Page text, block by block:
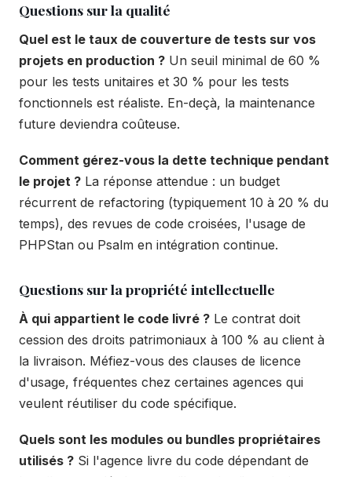
Questions sur la qualité
Quel est le taux de couverture de tests sur vos
projets en production ? Un seuil minimal de 60 %
pour les tests unitaires et 30 % pour les tests
fonctionnels est réaliste. En-deçà, la maintenance
future deviendra coûteuse.
Comment gérez-vous la dette technique pendant
le projet ? La réponse attendue : un budget
récurrent de refactoring (typiquement 10 à 20 % du
temps), des revues de code croisées, l'usage de
PHPStan ou Psalm en intégration continue.
Questions sur la propriété intellectuelle
À qui appartient le code livré ? Le contrat doit
cession des droits patrimoniaux à 100 % au client à
la livraison. Méfiez-vous des clauses de licence
d'usage, fréquentes chez certaines agences qui
veulent réutiliser du code spécifique.
Quels sont les modules ou bundles propriétaires
utilisés ? Si l'agence livre du code dépendant de